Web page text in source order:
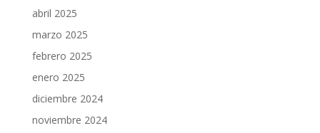
abril 2025
marzo 2025
febrero 2025
enero 2025
diciembre 2024
noviembre 2024